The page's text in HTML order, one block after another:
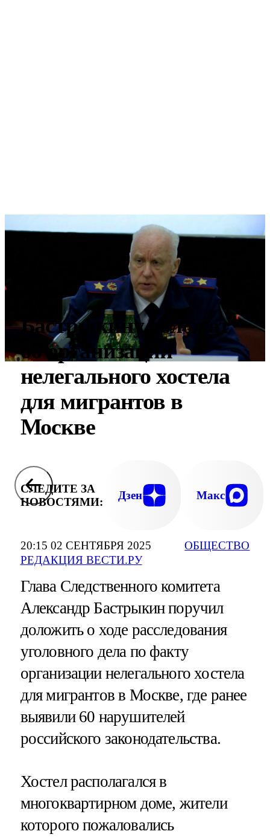
20:15 02 СЕНТЯБРЯ 2025
РЕДАКЦИЯ ВЕСТИ.РУ
ОБЩЕСТВО
Бастрыкину доложат
об организации
нелегального хостела
для мигрантов в
Москве
СЛЕДИТЕ ЗА
НОВОСТЯМИ:
Дзен Макс
Глава Следственного комитета
Александр Бастрыкин поручил
доложить о ходе расследования
уголовного дела по факту
организации нелегального хостела
для мигрантов в Москве, где ранее
выявили 60 нарушителей
российского законодательства.
Хостел располагался в
многоквартирном доме, жители
которого пожаловались